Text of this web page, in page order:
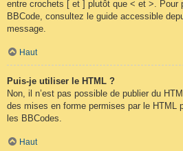
entre crochets [ et ] plutôt que < et >. Pour
BBCode, consultez le guide accessible
message.
Haut
Puis-je utiliser le HTML ?
Non, il n’est pas possible de publier du
des mises en forme permises par le HTML
les BBCodes.
Haut